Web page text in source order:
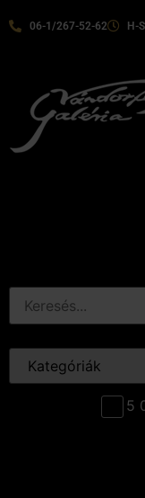
06-1/267-52-62 H-
5